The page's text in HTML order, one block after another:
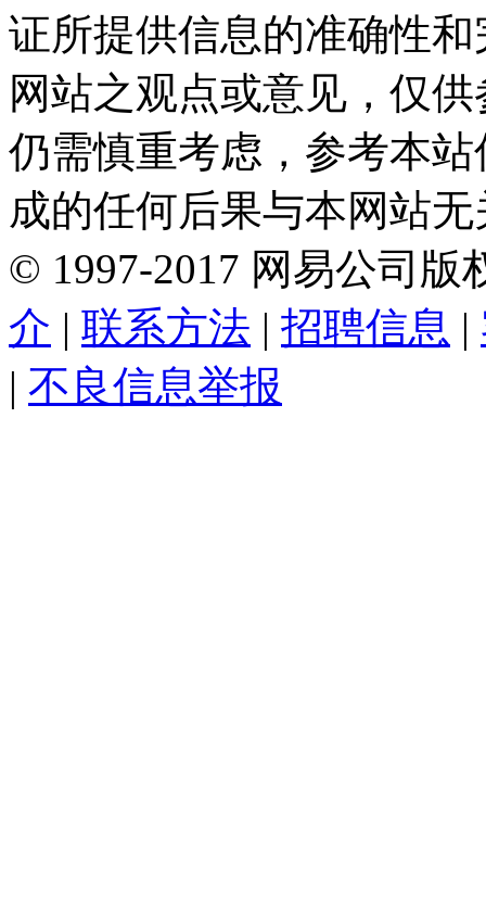
证所提供信息的准确性
网站之观点或意见，仅
仍需慎重考虑，参考本
成的任何后果与本网站
© 1997-2017 网易公司版
介 | 联系方法 | 招聘信息 |
| 不良信息举报